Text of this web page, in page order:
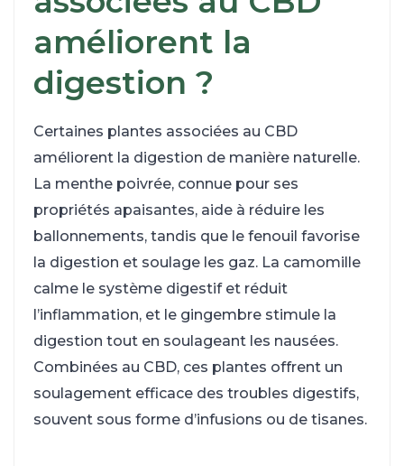
améliorent la
digestion ?
Certaines plantes associées au CBD
améliorent la digestion de manière naturelle.
La menthe poivrée, connue pour ses
propriétés apaisantes, aide à réduire les
ballonnements, tandis que le fenouil favorise
la digestion et soulage les gaz. La camomille
calme le système digestif et réduit
l’inflammation, et le gingembre stimule la
digestion tout en soulageant les nausées.
Combinées au CBD, ces plantes offrent un
soulagement efficace des troubles digestifs,
souvent sous forme d’infusions ou de tisanes.